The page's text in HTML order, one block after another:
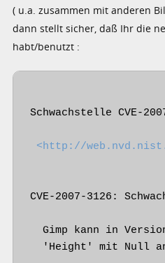
( u.a. zusammen mit anderen
dann stellt sicher, daß Ihr die
habt/benutzt :
Schwachstelle CVE-
<http://
CVE-2007-3126:
Gimp kann in